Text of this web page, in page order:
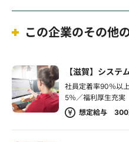
この企業のその他
【滋賀】シス
社員定着率90％以
5％／福利厚生充実
想定給与 300